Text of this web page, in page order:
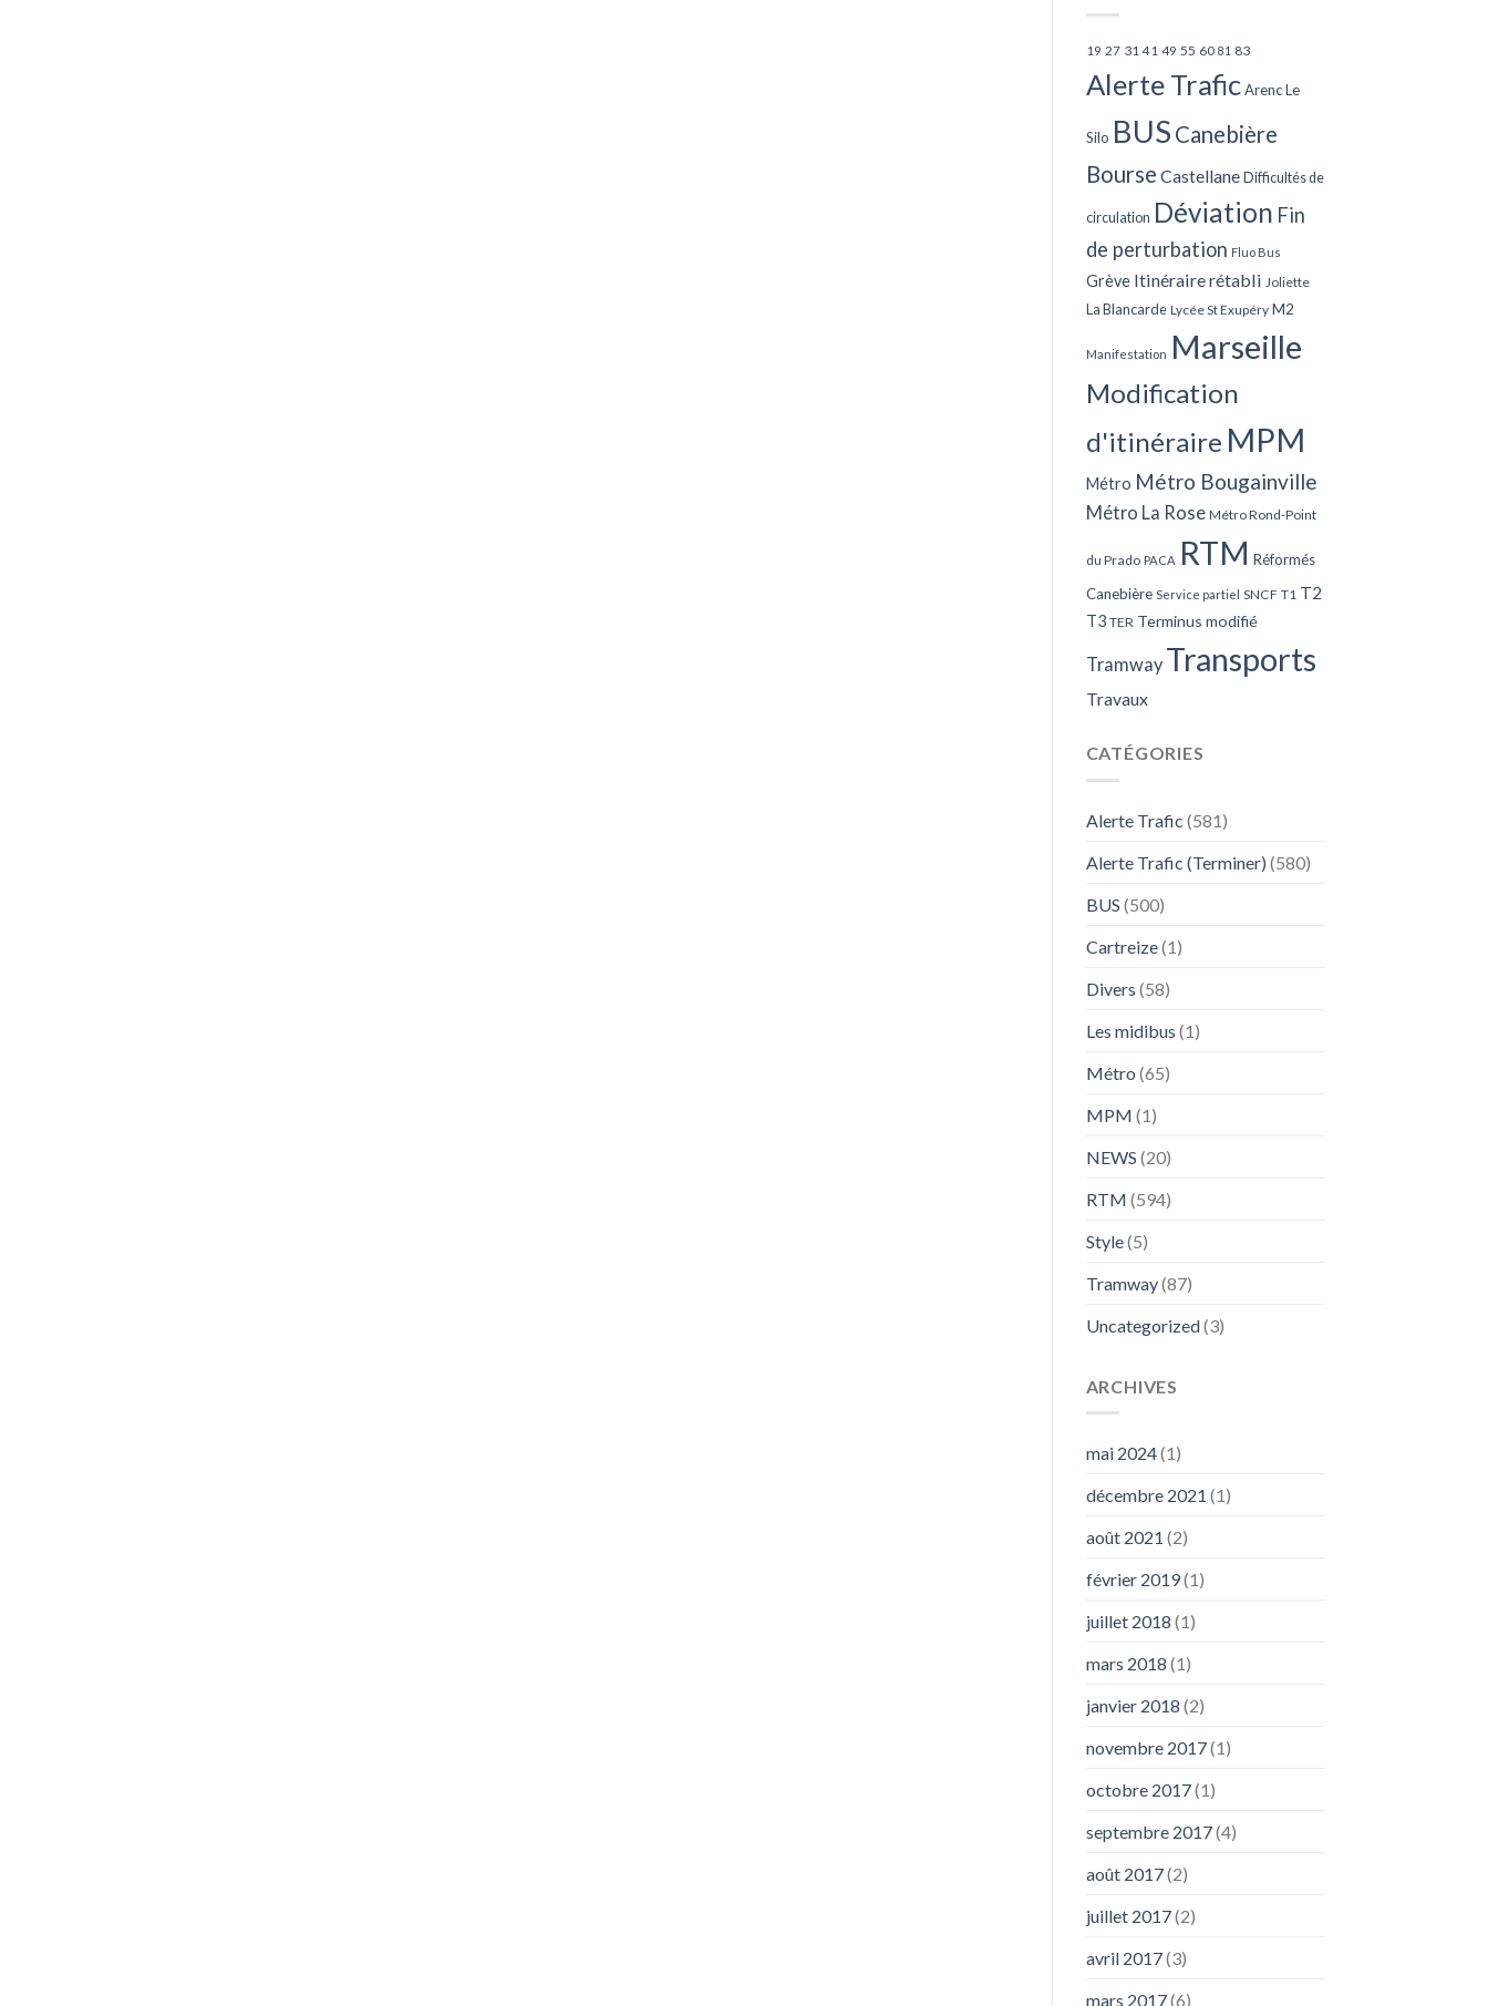
19 27 31 41 49 55 60 81 83
Alerte Trafic Arenc Le
Silo BUS Canebière
Bourse Castellane Difficultés de
circulation Déviation Fin
de perturbation Fluo Bus
Grève Itinéraire rétabli Joliette
La Blancarde Lycée St Exupéry M2
Manifestation Marseille
Modification
d'itinéraire MPM
Métro Métro Bougainville
Métro La Rose Métro Rond-Point
du Prado PACA RTM Réformés
Canebière Service partiel SNCF T1 T2
T3 TER Terminus modifié
Tramway Transports
Travaux
CATÉGORIES
Alerte Trafic (581)
Alerte Trafic (Terminer) (580)
BUS (500)
Cartreize(1)
Divers (58)
Les midibus (1)
Métro (65)
MPM (1)
NEWS (20)
RTM (594)
Style(5)
Tramway(87)
Uncategorized(3)
ARCHIVES
mai 2024(1)
décembre 2021 (1)
août 2021 (2)
février 2019(1)
juillet 2018 (1)
mars 2018 (1)
janvier 2018 (2)
novembre 2017(1)
octobre 2017(1)
septembre 2017(4)
août 2017(2)
juillet 2017(2)
avril 2017(3)
mars 2017(6)